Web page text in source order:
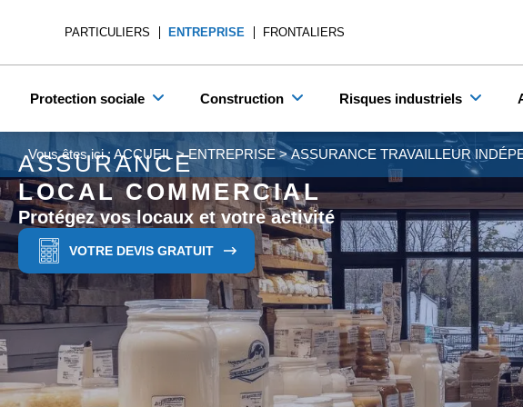
PARTICULIERS ENTREPRISE FRONTALIERS
Protection sociale Construction Risques industriels
Vous êtes ici : ACCUEIL >ENTREPRISE>ASSURANCE TRAVAILLEUR
ASSURANCE
LOCAL COMMERCIAL
Protégez vos locaux et votre activité
VOTRE DEVIS GRATUIT